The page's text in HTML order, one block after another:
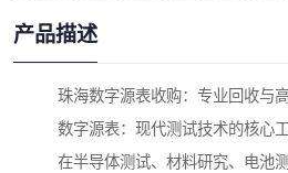
产品描述
珠海数字源表收购：专业回收与
数字源表：现代测试技术的核心
在半导体测试、材料研究、电池